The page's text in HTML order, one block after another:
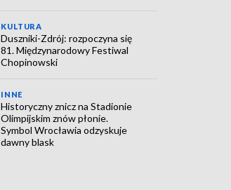
KULTURA
Duszniki-Zdrój: rozpoczyna się
81. Międzynarodowy Festiwal
Chopinowski
INNE
Historyczny znicz na Stadionie
Olimpijskim znów płonie.
Symbol Wrocławia odzyskuje
dawny blask